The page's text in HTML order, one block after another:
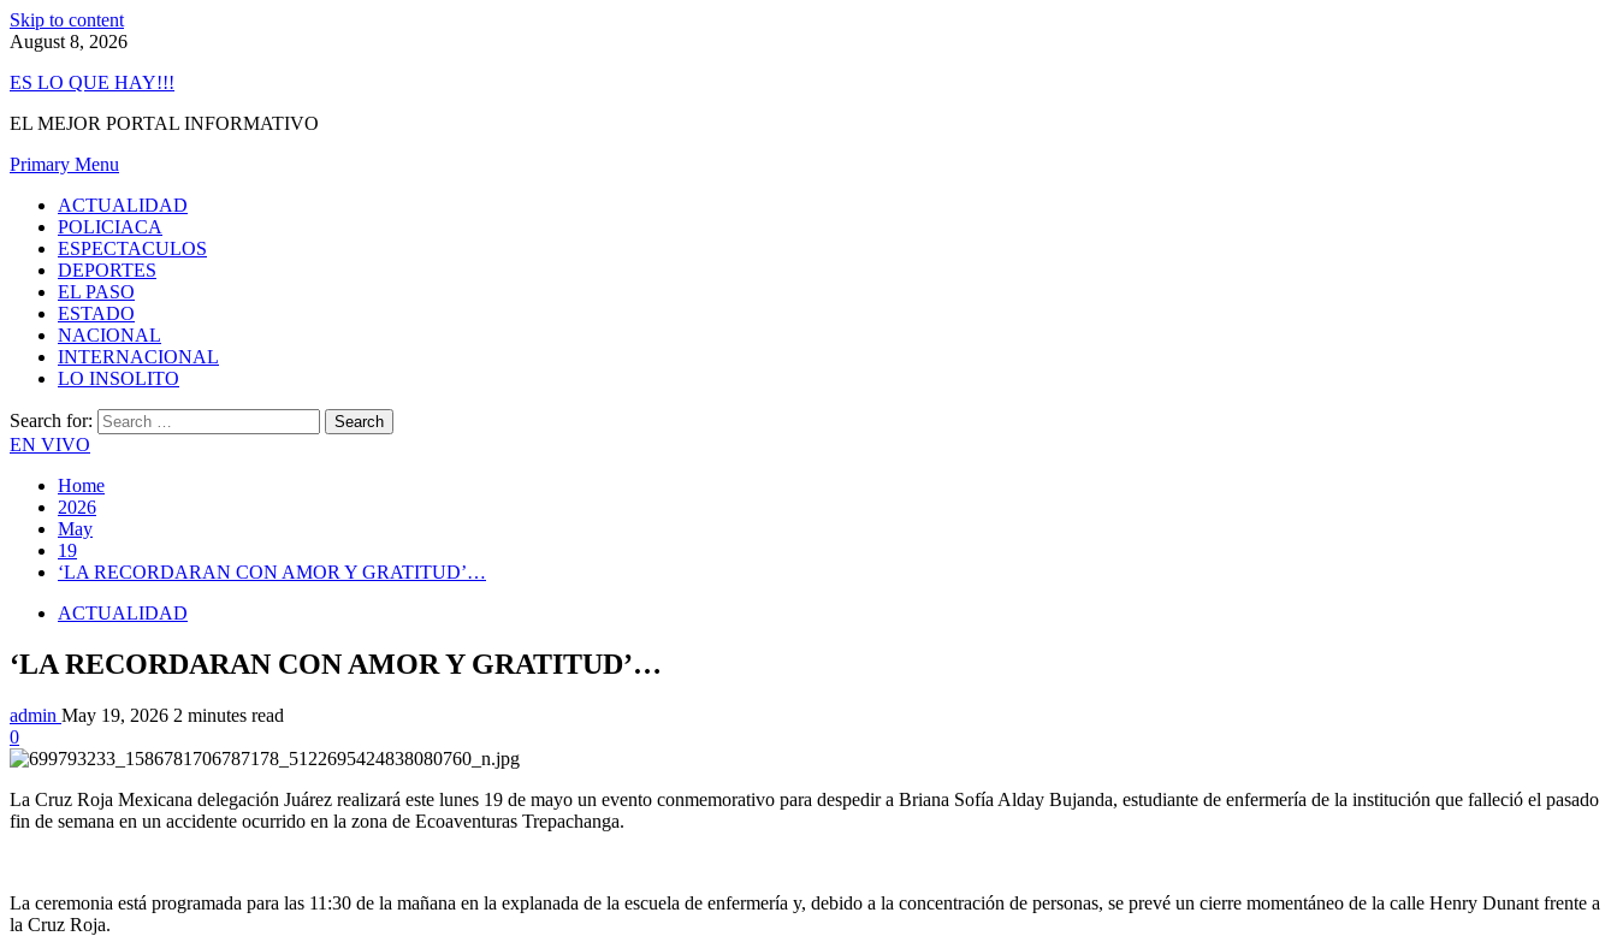
Skip to content
August 8, 2026
ES LO QUE HAY!!!
EL MEJOR PORTAL INFORMATIVO
Primary Menu
ACTUALIDAD
POLICIACA
ESPECTACULOS
DEPORTES
EL PASO
ESTADO
NACIONAL
INTERNACIONAL
LO INSOLITO
Search for:
EN VIVO
Home
2026
May
19
‘LA RECORDARAN CON AMOR Y GRATITUD’…
ACTUALIDAD
‘LA RECORDARAN CON AMOR Y GRATITUD’…
admin May 19, 2026 2 minutes read
0
La Cruz Roja Mexicana delegación Juárez realizará este lunes 19 de mayo un evento conmemorativo para despedir a Briana Sofía Alday Bujanda, estudiante de enfermería de la institución que falleció el pasado
fin de semana en un accidente ocurrido en la zona de Ecoaventuras Trepachanga.
La ceremonia está programada para las 11:30 de la mañana en la explanada de la escuela de enfermería y, debido a la concentración de personas, se prevé un cierre momentáneo de la calle Henry Dunant frente a
la Cruz Roja.